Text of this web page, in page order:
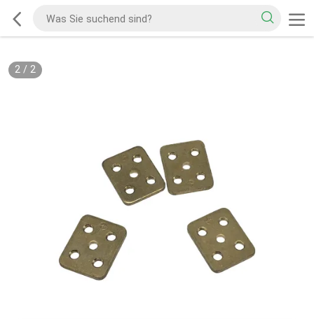
2/ 2